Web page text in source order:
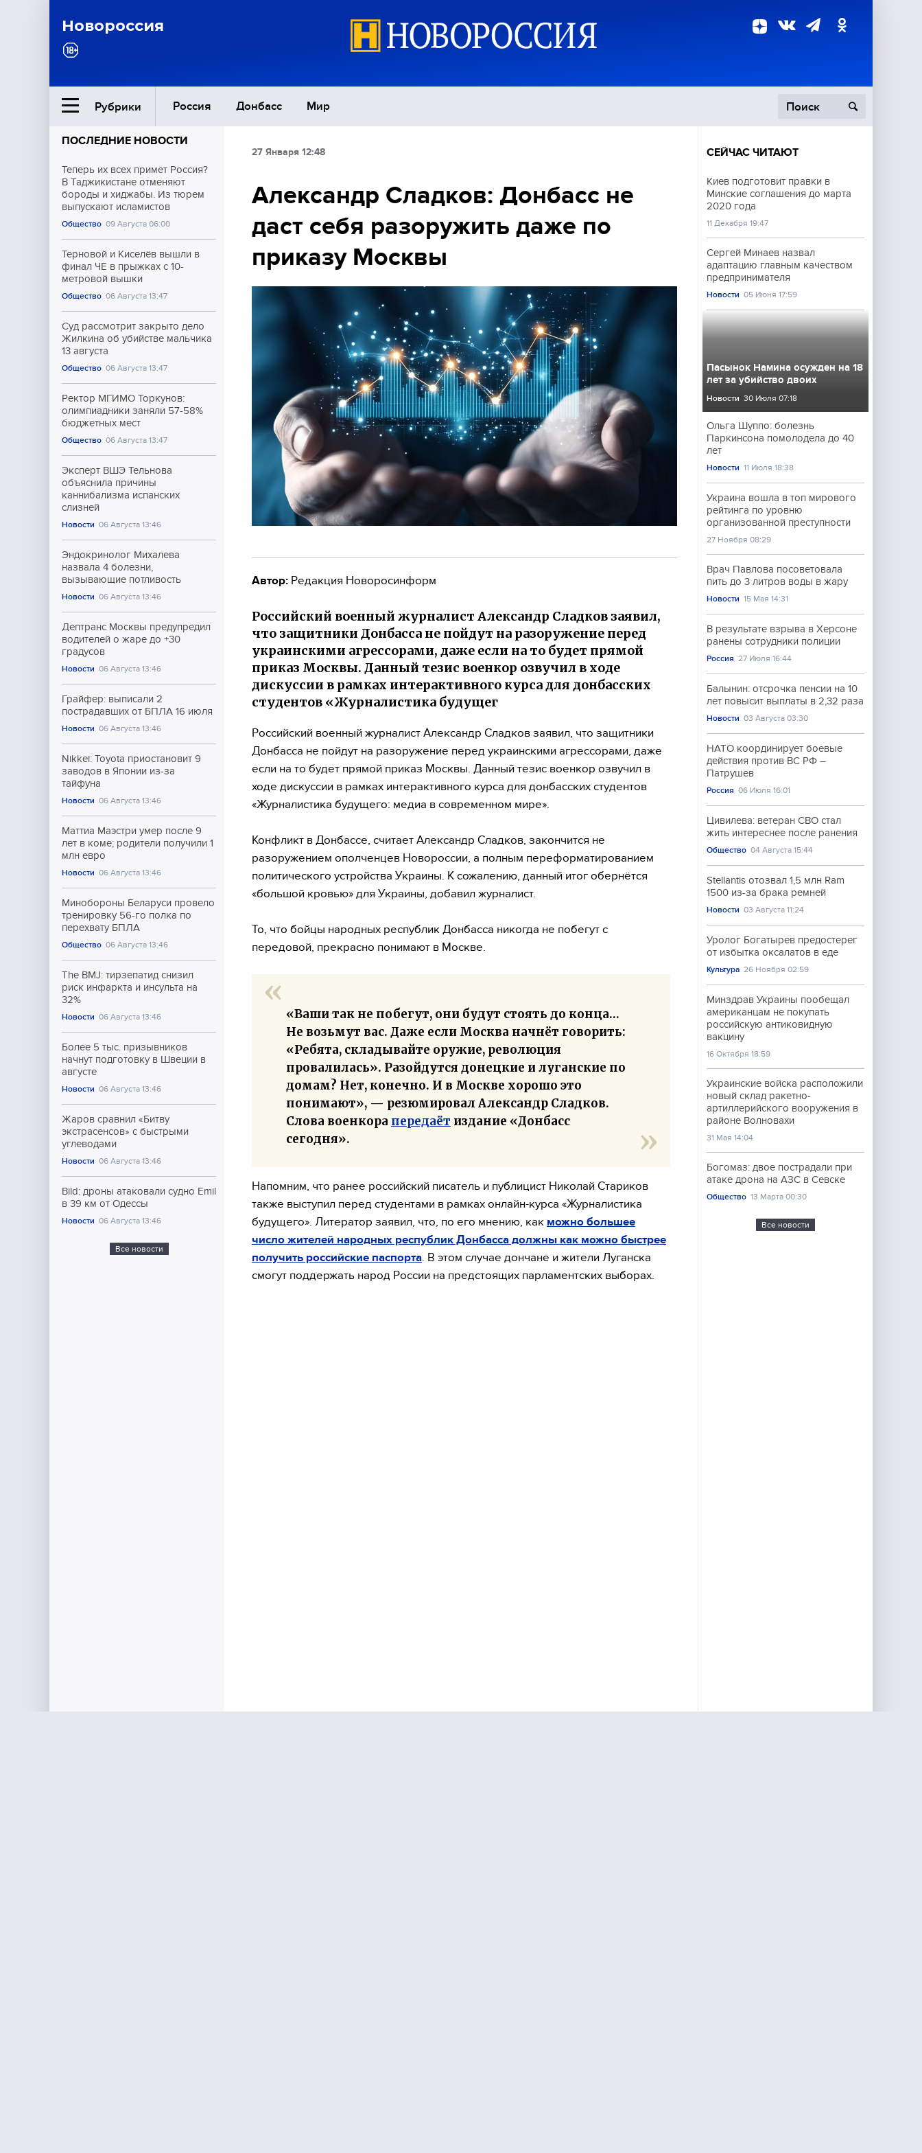
Новороссия
Рубрики Россия Донбасс Мир
Ближний Восток
Общество
Экономика
Происшествия
Культура
Спорт
ПОСЛЕДНИЕ НОВОСТИ
Теперь их всех примет Россия?
В Таджикистане отменяют
бороды и хиджабы. Из тюрем
выпускают исламистов
Общество 09 Августа 06:00
Терновой и Киселёв вышли в
финал ЧЕ в прыжках с 10-
метровой вышки
Общество 06 Августа 13:47
Суд рассмотрит закрыто дело
Жилкина об убийстве мальчика
13 августа
Общество 06 Августа 13:47
Ректор МГИМО Торкунов:
олимпиадники заняли 57-58%
бюджетных мест
Общество 06 Августа 13:47
Эксперт ВШЭ Тельнова
объяснила причины
каннибализма испанских
слизней
Новости 06 Августа 13:46
Эндокринолог Михалева
назвала 4 болезни,
вызывающие потливость
Новости 06 Августа 13:46
Дептранс Москвы предупредил
водителей о жаре до +30
градусов
Новости 06 Августа 13:46
Грайфер: выписали 2
пострадавших от БПЛА 16 июля
Новости 06 Августа 13:46
Nikkei: Toyota приостановит 9
заводов в Японии из-за
тайфуна
Новости 06 Августа 13:46
Маттиа Маэстри умер после 9
лет в коме; родители получили 1
млн евро
Новости 06 Августа 13:46
Минобороны Беларуси провело
тренировку 56-го полка по
перехвату БПЛА
Общество 06 Августа 13:46
The BMJ: тирзепатид снизил
риск инфаркта и инсульта на
32%
Новости 06 Августа 13:46
Более 5 тыс. призывников
начнут подготовку в Швеции в
августе
Новости 06 Августа 13:46
Жаров сравнил «Битву
экстрасенсов» с быстрыми
углеводами
Новости 06 Августа 13:46
Bild: дроны атаковали судно Emil
в 39 км от Одессы
Новости 06 Августа 13:46
Все новости
27 Января 12:48
Александр Сладков: Донбасс не
даст себя разоружить даже по
приказу Москвы
Автор: Редакция Новоросинформ
Российский военный журналист Александр Сладков заявил,
что защитники Донбасса не пойдут на разоружение перед
украинскими агрессорами, даже если на то будет прямой
приказ Москвы. Данный тезис военкор озвучил в ходе
дискуссии в рамках интерактивного курса для донбасских
студентов «Журналистика будущег
Российский военный журналист Александр Сладков заявил, что защитники
Донбасса не пойдут на разоружение перед украинскими агрессорами, даже
если на то будет прямой приказ Москвы. Данный тезис военкор озвучил в
ходе дискуссии в рамках интерактивного курса для донбасских студентов
«Журналистика будущего: медиа в современном мире».
Конфликт в Донбассе, считает Александр Сладков, закончится не
разоружением ополченцев Новороссии, а полным переформатированием
политического устройства Украины. К сожалению, данный итог обернётся
«большой кровью» для Украины, добавил журналист.
То, что бойцы народных республик Донбасса никогда не побегут с
передовой, прекрасно понимают в Москве.
«Ваши так не побегут, они будут стоять до конца…
Не возьмут вас. Даже если Москва начнёт говорить:
«Ребята, складывайте оружие, революция
провалилась». Разойдутся донецкие и луганские по
домам? Нет, конечно. И в Москве хорошо это
понимают», — резюмировал Александр Сладков.
Слова военкора передаёт издание «Донбасс
сегодня».
Напомним, что ранее российский писатель и публицист Николай Стариков
также выступил перед студентами в рамках онлайн-курса «Журналистика
будущего». Литератор заявил, что, по его мнению, как можно большее
число жителей народных республик Донбасса должны как можно быстрее
получить российские паспорта . В этом случае дончане и жители Луганска
смогут поддержать народ России на предстоящих парламентских выборах.
СЕЙЧАС ЧИТАЮТ
Киев подготовит правки в
Минские соглашения до марта
2020 года
11 Декабря 19:47
Сергей Минаев назвал
адаптацию главным качеством
предпринимателя
Новости 05 Июня 17:59
Пасынок Намина осужден на 18
лет за убийство двоих
Новости 30 Июля 07:18
Ольга Шуппо: болезнь
Паркинсона помолодела до 40
лет
Новости 11 Июля 18:38
Украина вошла в топ мирового
рейтинга по уровню
организованной преступности
27 Ноября 08:29
Врач Павлова посоветовала
пить до 3 литров воды в жару
Новости 15 Мая 14:31
В результате взрыва в Херсоне
ранены сотрудники полиции
Россия 27 Июля 16:44
Балынин: отсрочка пенсии на 10
лет повысит выплаты в 2,32 раза
Новости 03 Августа 03:30
НАТО координирует боевые
действия против ВС РФ –
Патрушев
Россия 06 Июля 16:01
Цивилева: ветеран СВО стал
жить интереснее после ранения
Общество 04 Августа 15:44
Stellantis отозвал 1,5 млн Ram
1500 из-за брака ремней
Новости 03 Августа 11:24
Уролог Богатырев предостерег
от избытка оксалатов в еде
Культура 26 Ноября 02:59
Минздрав Украины пообещал
американцам не покупать
российскую антиковидную
вакцину
16 Октября 18:59
Украинские войска расположили
новый склад ракетно-
артиллерийского вооружения в
районе Волновахи
31 Мая 14:04
Богомаз: двое пострадали при
атаке дрона на АЗС в Севске
Общество 13 Марта 00:30
Все новости